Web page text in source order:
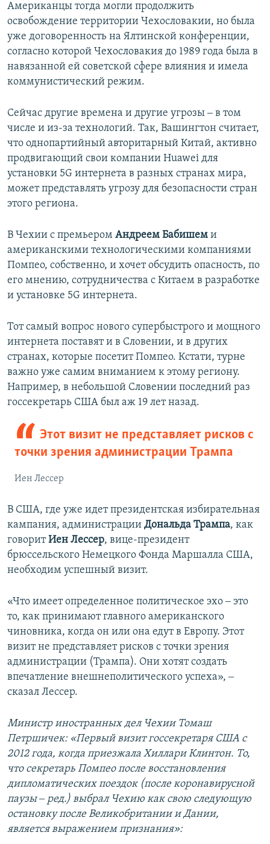
Американцы тогда могли продолжить
освобождение территории Чехословакии, но была
уже договоренность на Ялтинской конференции,
согласно которой Чехословакия до 1989 года была в
навязанной ей советской сфере влияния и имела
коммунистический режим.
Сейчас другие времена и другие угрозы ‒ в том
числе и из-за технологий. Так, Вашингтон считает,
что однопартийный авторитарный Китай, активно
продвигающий свои компании Huawei для
установки 5G интернета в разных странах мира,
может представлять угрозу для безопасности стран
этого региона.
В Чехии с премьером Андреем Бабишем и
американскими технологическими компаниями
Помпео, собственно, и хочет обсудить опасность, по
его мнению, сотрудничества с Китаем в разработке
и установке 5G интернета.
Тот самый вопрос нового супербыстрого и мощного
интернета поставят и в Словении, и в других
странах, которые посетит Помпео. Кстати, турне
важно уже самим вниманием к этому региону.
Например, в небольшой Словении последний раз
госсекретарь США был аж 19 лет назад.
Этот визит не представляет рисков с
точки зрения администрации Трампа
Иен Лессер
В США, где уже идет президентская избирательная
кампания, администрации Дональда Трампа, как
говоритИен Лессер, вице-президент
брюссельского Немецкого Фонда Маршалла США,
необходим успешный визит.
«Что имеет определенное политическое эхо ‒ это
то, как принимают главного американского
чиновника, когда он или она едут в Европу. Этот
визит не представляет рисков с точки зрения
администрации (Трампа). Они хотят создать
впечатление внешнеполитического успеха», ‒
сказал Лессер.
Министр иностранных дел Чехии Томаш
Петршичек: «Первый визит госсекретаря США с
2012 года, когда приезжала Хиллари Клинтон. То,
что секретарь Помпео после восстановления
дипломатических поездок (после коронавирусной
паузы ‒ ред.) выбрал Чехию как свою следующую
остановку после Великобритании и Дании,
является выражением признания»: